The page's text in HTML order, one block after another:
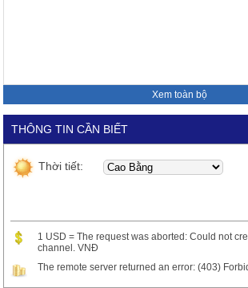
Xem toàn bộ
THÔNG TIN CẦN BIẾT
Thời tiết:
1 USD = The request was aborted: Could not
channel. VNĐ
The remote server returned an error: (403)